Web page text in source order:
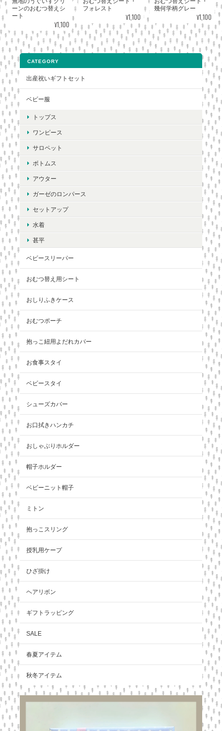
ーンのおむつ替えシ
ート
¥1,100
フォレスト
¥1,100
幾何学柄グレー
¥1,100
CATEGORY
出産祝いギフトセット
ベビー服
トップス
ワンピース
サロペット
ボトムス
アウター
ガーゼのロンパース
セットアップ
水着
甚平
ベビースリーパー
おむつ替え用シート
おしりふきケース
おむつポーチ
抱っこ紐用よだれカバー
お食事スタイ
ベビースタイ
シューズカバー
お口拭きハンカチ
おしゃぶりホルダー
帽子ホルダー
ベビーニット帽子
ミトン
抱っこスリング
授乳用ケープ
ひざ掛け
ヘアリボン
ギフトラッピング
SALE
春夏アイテム
秋冬アイテム